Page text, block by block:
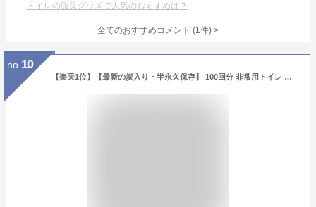
トイレの防災グッズで人気のおすすめは？
全てのおすすめコメント (1件) >
no. 10
【楽天1位】【最新の炭入り・半永久保存】 100回分 非常用トイレ 防災トイレ 防災用トイレ 防災用品 防災セット 防災グッズ 災害用トイレ 災害トイレ 非常トイレ 簡易トイレ 携帯トイレ 非常用持ち出し袋 大便 小便 災害 備蓄 地震 震災 避難 凝固剤 保存食 非常食 防災食